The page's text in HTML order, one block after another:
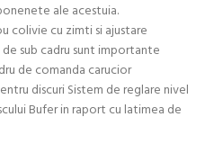
ale acestuia.
colivie cu zimti si ajustare
sub cadru sunt importante
de comanda carucior
discuri Sistem de reglare nivel
Bufer in raport cu latimea de